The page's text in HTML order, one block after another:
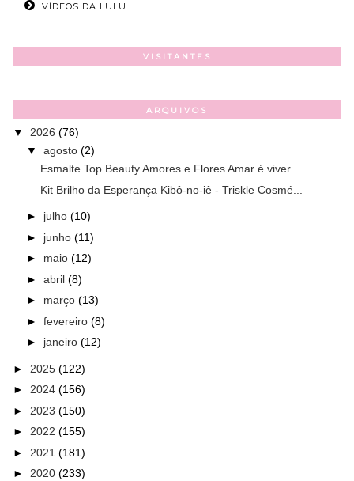
VÍDEOS DA LULU
VISITANTES
ARQUIVOS
▼ 2026 (76)
▼ agosto (2)
Esmalte Top Beauty Amores e Flores Amar é viver
Kit Brilho da Esperança Kibô-no-iê - Triskle Cosmé...
► julho (10)
► junho (11)
► maio (12)
► abril (8)
► março (13)
► fevereiro (8)
► janeiro (12)
► 2025 (122)
► 2024 (156)
► 2023 (150)
► 2022 (155)
► 2021 (181)
► 2020 (233)